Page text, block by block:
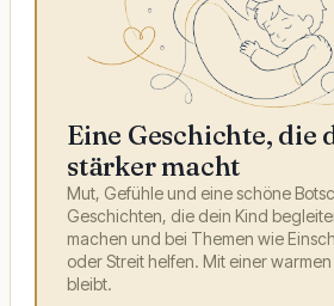
Eine Geschichte, die
stärker macht
Mut, Gefühle und eine schöne
Geschichten, die dein Kind
machen und bei Themen wie
oder Streit helfen. Mit einer
bleibt.